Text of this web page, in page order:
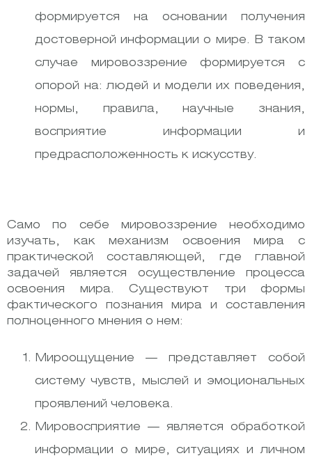
формируется на основании получения
достоверной информации о мире. В таком
случае мировоззрение формируется с
опорой на: людей и модели их поведения,
нормы, правила, научные знания,
восприятие информации и
предрасположенность к искусству.
Само по себе мировоззрение необходимо
изучать, как механизм освоения мира с
практической составляющей, где главной
задачей является осуществление процесса
освоения мира. Существуют три формы
фактического познания мира и составления
полноценного мнения о нем:
Мироощущение — представляет собой
систему чувств, мыслей и эмоциональных
проявлений человека.
Мировосприятие — является обработкой
информации о мире, ситуациях и личном